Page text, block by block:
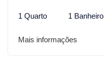
1 Quarto 1 Banheiro
Mais informações